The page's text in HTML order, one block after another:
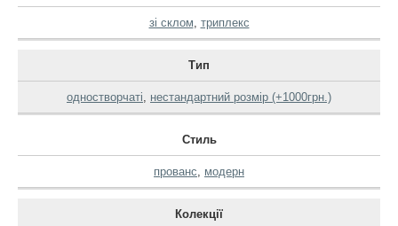
зі склом, триплекс
Тип
одностворчаті, нестандартний розмір (+1000грн.)
Стиль
прованс, модерн
Колекції